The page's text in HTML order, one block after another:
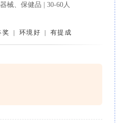
械、保健品 | 30-60人
奖 环境好 有提成